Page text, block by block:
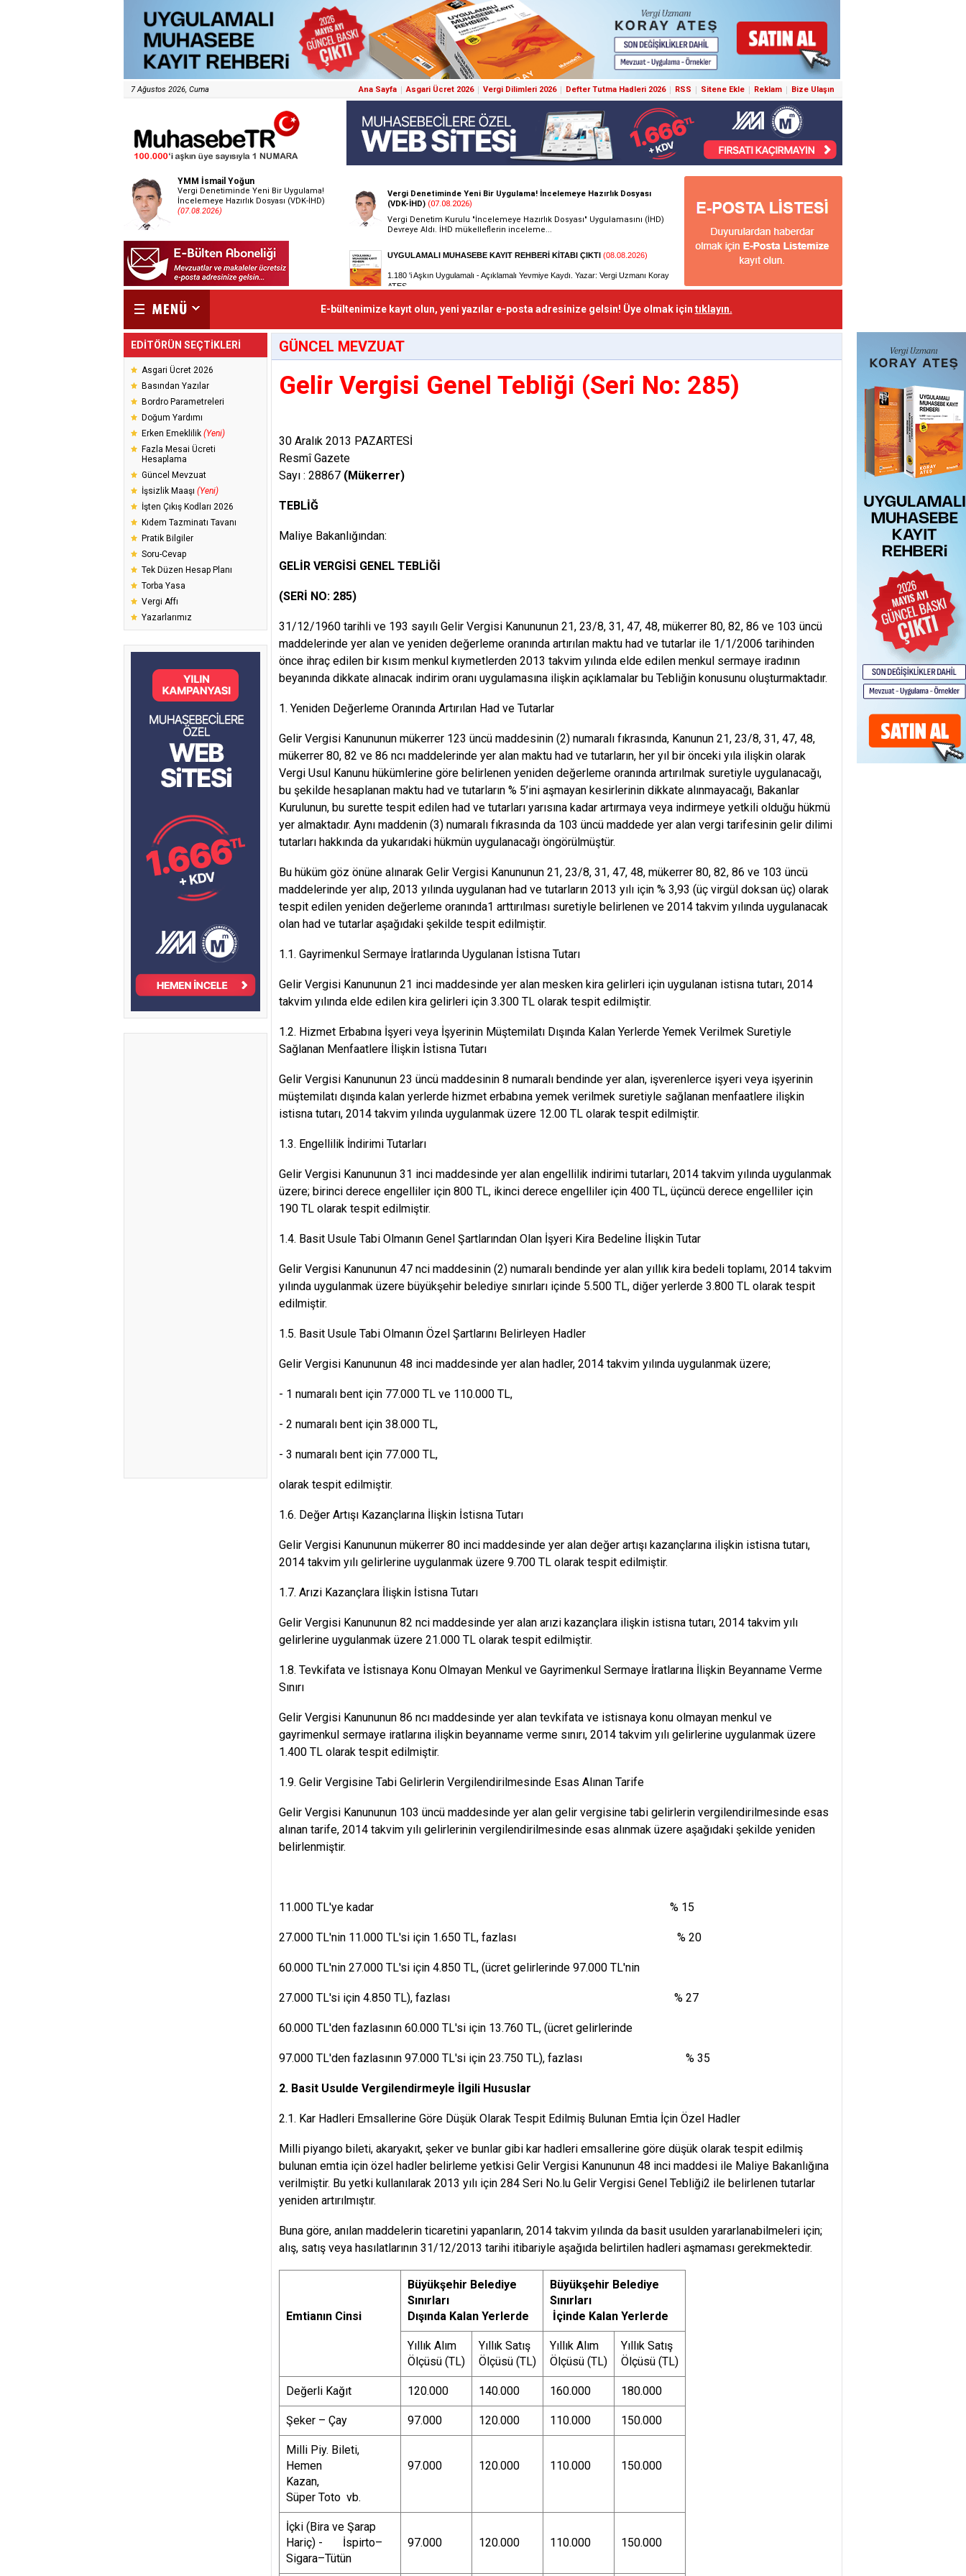
7 Ağustos 2026, Cuma Ana Sayfa Asgari Ücret 2026 Vergi Dilimleri 2026 Defter Tutma Hadleri 2026 RSS Sitene Ekle Reklam Bize Ulaşın
YMM İsmail Yoğun
Vergi Denetiminde Yeni Bir Uygulama!
İncelemeye Hazırlık Dosyası (VDK-İHD)
(07.08.2026)
E-bültenimize kayıt olun, yeni yazılar e-posta adresinize gelsin! Üye olmak için tıklayın.
EDİTÖRÜN SEÇTİKLERİ
Asgari Ücret 2026
Basından Yazılar
Bordro Parametreleri
Doğum Yardımı
Erken Emeklilik (Yeni)
Fazla Mesai Ücreti
Hesaplama
Güncel Mevzuat
İşsizlik Maaşı (Yeni)
İşten Çıkış Kodları 2026
Kıdem Tazminatı Tavanı
Pratik Bilgiler
Soru-Cevap
Tek Düzen Hesap Planı
Torba Yasa
Vergi Affı
Yazarlarımız
GÜNCEL MEVZUAT
Gelir Vergisi Genel Tebliği (Seri No: 285)
30 Aralık 2013 PAZARTESİ
Resmî Gazete
Sayı : 28867 (Mükerrer)
TEBLİĞ
Maliye Bakanlığından:
GELİR VERGİSİ GENEL TEBLİĞİ
(SERİ NO: 285)
31/12/1960 tarihli ve 193 sayılı Gelir Vergisi Kanununun 21, 23/8, 31, 47, 48, mükerrer 80, 82, 86 ve 103 üncü
maddelerinde yer alan ve yeniden değerleme oranında artırılan maktu had ve tutarlar ile 1/1/2006 tarihinden
önce ihraç edilen bir kısım menkul kıymetlerden 2013 takvim yılında elde edilen menkul sermaye iradının
beyanında dikkate alınacak indirim oranı uygulamasına ilişkin açıklamalar bu Tebliğin konusunu oluşturmaktadır.
1. Yeniden Değerleme Oranında Artırılan Had ve Tutarlar
Gelir Vergisi Kanununun mükerrer 123 üncü maddesinin (2) numaralı fıkrasında, Kanunun 21, 23/8, 31, 47, 48,
mükerrer 80, 82 ve 86 ncı maddelerinde yer alan maktu had ve tutarların, her yıl bir önceki yıla ilişkin olarak
Vergi Usul Kanunu hükümlerine göre belirlenen yeniden değerleme oranında artırılmak suretiyle uygulanacağı,
bu şekilde hesaplanan maktu had ve tutarların % 5’ini aşmayan kesirlerinin dikkate alınmayacağı, Bakanlar
Kurulunun, bu surette tespit edilen had ve tutarları yarısına kadar artırmaya veya indirmeye yetkili olduğu hükmü
yer almaktadır. Aynı maddenin (3) numaralı fıkrasında da 103 üncü maddede yer alan vergi tarifesinin gelir dilimi
tutarları hakkında da yukarıdaki hükmün uygulanacağı öngörülmüştür.
Bu hüküm göz önüne alınarak Gelir Vergisi Kanununun 21, 23/8, 31, 47, 48, mükerrer 80, 82, 86 ve 103 üncü
maddelerinde yer alıp, 2013 yılında uygulanan had ve tutarların 2013 yılı için % 3,93 (üç virgül doksan üç) olarak
tespit edilen yeniden değerleme oranında1 arttırılması suretiyle belirlenen ve 2014 takvim yılında uygulanacak
olan had ve tutarlar aşağıdaki şekilde tespit edilmiştir.
1.1. Gayrimenkul Sermaye İratlarında Uygulanan İstisna Tutarı
Gelir Vergisi Kanununun 21 inci maddesinde yer alan mesken kira gelirleri için uygulanan istisna tutarı, 2014
takvim yılında elde edilen kira gelirleri için 3.300 TL olarak tespit edilmiştir.
1.2. Hizmet Erbabına İşyeri veya İşyerinin Müştemilatı Dışında Kalan Yerlerde Yemek Verilmek Suretiyle
Sağlanan Menfaatlere İlişkin İstisna Tutarı
Gelir Vergisi Kanununun 23 üncü maddesinin 8 numaralı bendinde yer alan, işverenlerce işyeri veya işyerinin
müştemilatı dışında kalan yerlerde hizmet erbabına yemek verilmek suretiyle sağlanan menfaatlere ilişkin
istisna tutarı, 2014 takvim yılında uygulanmak üzere 12.00 TL olarak tespit edilmiştir.
1.3. Engellilik İndirimi Tutarları
Gelir Vergisi Kanununun 31 inci maddesinde yer alan engellilik indirimi tutarları, 2014 takvim yılında uygulanmak
üzere; birinci derece engelliler için 800 TL, ikinci derece engelliler için 400 TL, üçüncü derece engelliler için
190 TL olarak tespit edilmiştir.
1.4. Basit Usule Tabi Olmanın Genel Şartlarından Olan İşyeri Kira Bedeline İlişkin Tutar
Gelir Vergisi Kanununun 47 nci maddesinin (2) numaralı bendinde yer alan yıllık kira bedeli toplamı, 2014 takvim
yılında uygulanmak üzere büyükşehir belediye sınırları içinde 5.500 TL, diğer yerlerde 3.800 TL olarak tespit
edilmiştir.
1.5. Basit Usule Tabi Olmanın Özel Şartlarını Belirleyen Hadler
Gelir Vergisi Kanununun 48 inci maddesinde yer alan hadler, 2014 takvim yılında uygulanmak üzere;
- 1 numaralı bent için 77.000 TL ve 110.000 TL,
- 2 numaralı bent için 38.000 TL,
- 3 numaralı bent için 77.000 TL,
olarak tespit edilmiştir.
1.6. Değer Artışı Kazançlarına İlişkin İstisna Tutarı
Gelir Vergisi Kanununun mükerrer 80 inci maddesinde yer alan değer artışı kazançlarına ilişkin istisna tutarı,
2014 takvim yılı gelirlerine uygulanmak üzere 9.700 TL olarak tespit edilmiştir.
1.7. Arızi Kazançlara İlişkin İstisna Tutarı
Gelir Vergisi Kanununun 82 nci maddesinde yer alan arızi kazançlara ilişkin istisna tutarı, 2014 takvim yılı
gelirlerine uygulanmak üzere 21.000 TL olarak tespit edilmiştir.
1.8. Tevkifata ve İstisnaya Konu Olmayan Menkul ve Gayrimenkul Sermaye İratlarına İlişkin Beyanname Verme
Sınırı
Gelir Vergisi Kanununun 86 ncı maddesinde yer alan tevkifata ve istisnaya konu olmayan menkul ve
gayrimenkul sermaye iratlarına ilişkin beyanname verme sınırı, 2014 takvim yılı gelirlerine uygulanmak üzere
1.400 TL olarak tespit edilmiştir.
1.9. Gelir Vergisine Tabi Gelirlerin Vergilendirilmesinde Esas Alınan Tarife
Gelir Vergisi Kanununun 103 üncü maddesinde yer alan gelir vergisine tabi gelirlerin vergilendirilmesinde esas
alınan tarife, 2014 takvim yılı gelirlerinin vergilendirilmesinde esas alınmak üzere aşağıdaki şekilde yeniden
belirlenmiştir.
11.000 TL'ye kadar % 15
27.000 TL'nin 11.000 TL'si için 1.650 TL, fazlası % 20
60.000 TL'nin 27.000 TL'si için 4.850 TL, (ücret gelirlerinde 97.000 TL'nin
27.000 TL'si için 4.850 TL), fazlası % 27
60.000 TL'den fazlasının 60.000 TL'si için 13.760 TL, (ücret gelirlerinde
97.000 TL'den fazlasının 97.000 TL'si için 23.750 TL), fazlası % 35
2. Basit Usulde Vergilendirmeyle İlgili Hususlar
2.1. Kar Hadleri Emsallerine Göre Düşük Olarak Tespit Edilmiş Bulunan Emtia İçin Özel Hadler
Milli piyango bileti, akaryakıt, şeker ve bunlar gibi kar hadleri emsallerine göre düşük olarak tespit edilmiş
bulunan emtia için özel hadler belirleme yetkisi Gelir Vergisi Kanununun 48 inci maddesi ile Maliye Bakanlığına
verilmiştir. Bu yetki kullanılarak 2013 yılı için 284 Seri No.lu Gelir Vergisi Genel Tebliği2 ile belirlenen tutarlar
yeniden artırılmıştır.
Buna göre, anılan maddelerin ticaretini yapanların, 2014 takvim yılında da basit usulden yararlanabilmeleri için;
alış, satış veya hasılatlarının 31/12/2013 tarihi itibariyle aşağıda belirtilen hadleri aşmaması gerekmektedir.
Emtianın Cinsi
Büyükşehir Belediye
Sınırları
Dışında Kalan Yerlerde
Büyükşehir Belediye
Sınırları
İçinde Kalan Yerlerde
Yıllık Alım
Ölçüsü (TL)
Yıllık Satış
Ölçüsü (TL)
Yıllık Alım
Ölçüsü (TL)
Yıllık Satış
Ölçüsü (TL)
Değerli Kağıt 120.000 140.000 160.000 180.000
Şeker – Çay 97.000 120.000 110.000 150.000
Milli Piy. Bileti,
Hemen
Kazan,
Süper Toto vb.
97.000 120.000 110.000 150.000
İçki (Bira ve Şarap
Hariç) - İspirto–
Sigara–Tütün
97.000 120.000 110.000 150.000